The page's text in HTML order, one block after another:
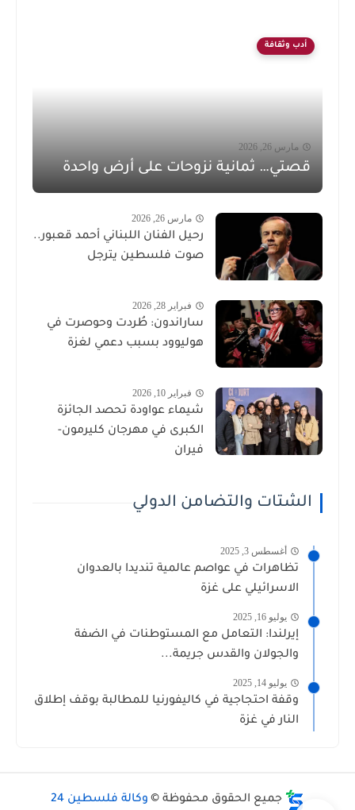
أدب وثقافة
مارس 26, 2026
قصتي… ثمانية نزوحات على أرض واحدة
مارس 26, 2026
رحيل الفنان اللبناني أحمد قعبور..
صوت فلسطين يترجل
فبراير 28, 2026
ساراندون: طُردت وحوصرت في
هوليوود بسبب دعمي لغزة
فبراير 10, 2026
شيماء عواودة تحصد الجائزة
الكبرى في مهرجان كليرمون-
فيران
الشتات والتضامن الدولي
أغسطس 3, 2025
تظاهرات في عواصم عالمية تنديدا بالعدوان
الاسرائيلي على غزة
يوليو 16, 2025
إيرلندا: التعامل مع المستوطنات في الضفة
والجولان والقدس جريمة...
يوليو 14, 2025
وقفة احتجاجية في كاليفورنيا للمطالبة بوقف إطلاق
النار في غزة
جميع الحقوق محفوظة © وكالة فلسطين 24